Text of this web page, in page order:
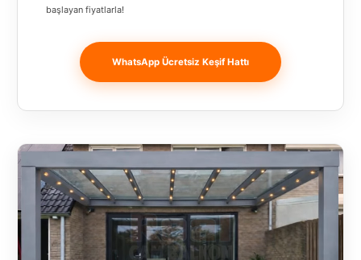
başlayan fiyatlarla!
WhatsApp Ücretsiz Keşif Hattı
Bosnia and
Herzegovina
Bulgaristan
Bursa
Çanakkale
Çekya